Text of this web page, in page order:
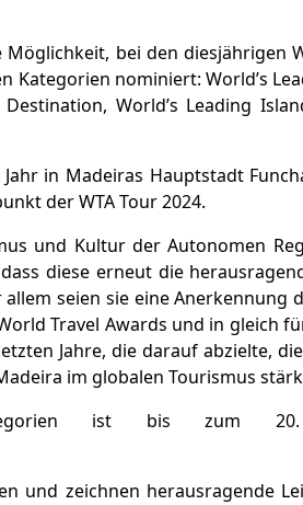
bei den diesjährigen
nominiert: World’s
World’s Leading
in Madeiras Hauptstadt
der WTA Tour 2024.
und Kultur der Autonomen
diese erneut die
seien sie eine Anerkennung
Travel Awards und in gleich
Jahre, die darauf abzielte,
im globalen Tourismus
ist bis zum
und zeichnen herausragende